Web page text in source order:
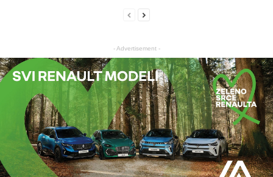
- Advertisement -